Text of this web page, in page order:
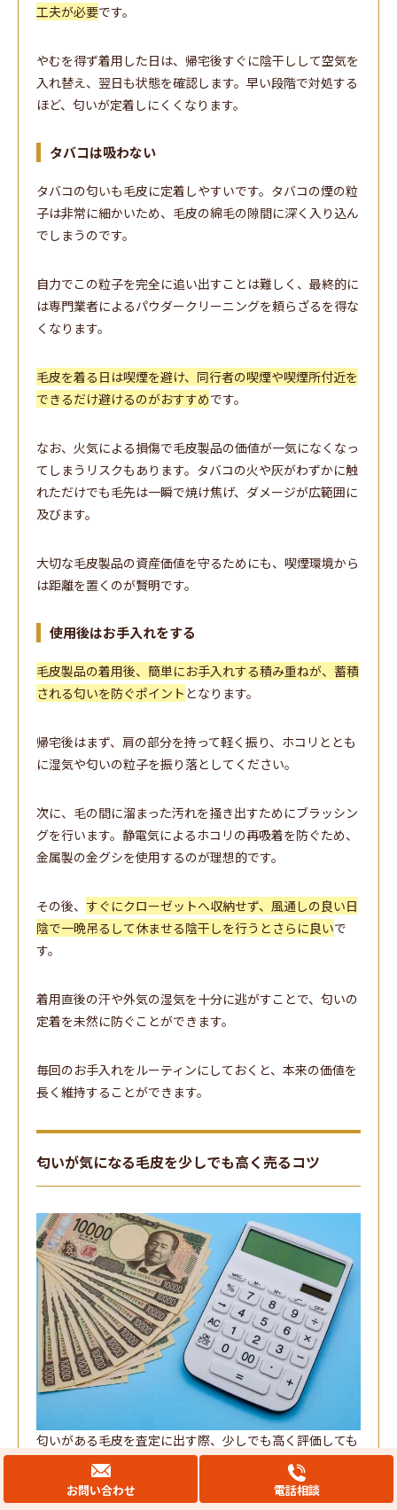
工夫が必要です。
やむを得ず着用した日は、帰宅後すぐに陰干しして空気を
入れ替え、翌日も状態を確認します。早い段階で対処する
ほど、匂いが定着しにくくなります。
タバコは吸わない
タバコの匂いも毛皮に定着しやすいです。タバコの煙の粒
子は非常に細かいため、毛皮の綿毛の隙間に深く入り込ん
でしまうのです。
自力でこの粒子を完全に追い出すことは難しく、最終的に
は専門業者によるパウダークリーニングを頼らざるを得な
くなります。
毛皮を着る日は喫煙を避け、同行者の喫煙や喫煙所付近を
できるだけ避けるのがおすすめです。
なお、火気による損傷で毛皮製品の価値が一気になくなっ
てしまうリスクもあります。タバコの火や灰がわずかに触
れただけでも毛先は一瞬で焼け焦げ、ダメージが広範囲に
及びます。
大切な毛皮製品の資産価値を守るためにも、喫煙環境から
は距離を置くのが賢明です。
使用後はお手入れをする
毛皮製品の着用後、簡単にお手入れする積み重ねが、蓄積
される匂いを防ぐポイント となります。
帰宅後はまず、肩の部分を持って軽く振り、ホコリととも
に湿気や匂いの粒子を振り落としてください。
次に、毛の間に溜まった汚れを掻き出すためにブラッシン
グを行います。静電気によるホコリの再吸着を防ぐため、
金属製の金グシを使用するのが理想的です。
その後、 すぐにクローゼットへ収納せず、風通しの良い日
陰で一晩吊るして休ませる陰干しを行うとさらに良いで
す。
着用直後の汗や外気の湿気を十分に逃がすことで、匂いの
定着を未然に防ぐことができます。
毎回のお手入れをルーティンにしておくと、本来の価値を
長く維持することができます。
匂いが気になる毛皮を少しでも高く売るコツ
匂いがある毛皮を査定に出す際、少しでも高く評価しても
らうためにはどうすればいいでしょうか？
お問い合わせ 電話相談